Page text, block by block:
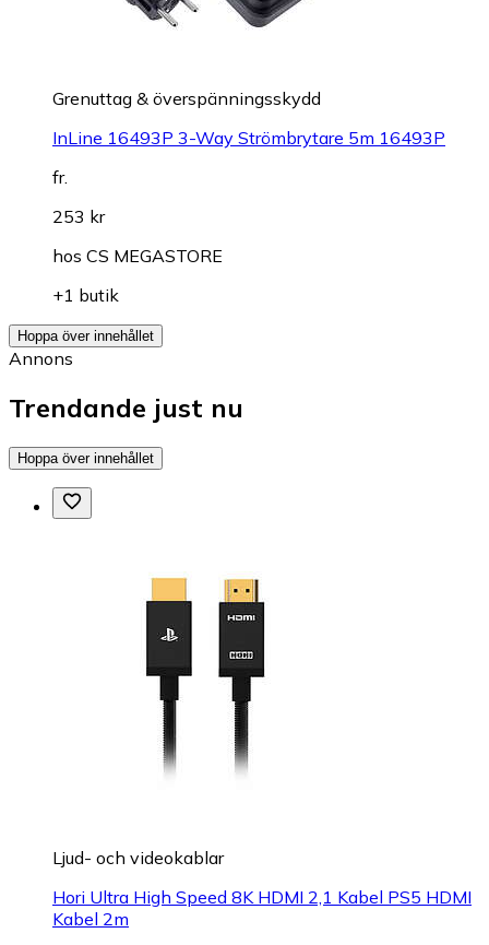
Grenuttag & överspänningsskydd
InLine 16493P 3-Way Strömbrytare 5m 16493P
fr.
253 kr
hos CS MEGASTORE
+1 butik
Hoppa över innehållet
Annons
Trendande just nu
Hoppa över innehållet
Ljud- och videokablar
Hori Ultra High Speed 8K HDMI 2,1 Kabel PS5 HDMI
Kabel 2m